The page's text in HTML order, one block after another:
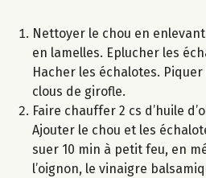
Nettoyer le chou en
en lamelles. Eplucher les
Hacher les échalotes.
clous de girofle.
Faire chauffer 2 cs d’huile
Ajouter le chou et les
suer 10 min à petit feu, en
l’oignon, le vinaigre